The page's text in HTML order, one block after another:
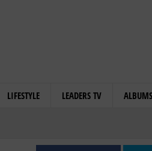
LIFESTYLE LEADERS TV